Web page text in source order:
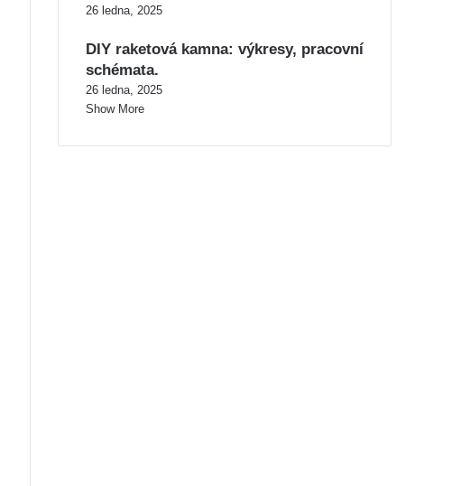
26 ledna, 2025
DIY raketová kamna: výkresy, pracovní
schémata.
26 ledna, 2025
Show More